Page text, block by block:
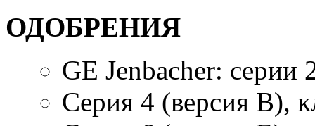
ОДОБРЕНИЯ
GE Jenbacher:
Серия 4 (версия В),